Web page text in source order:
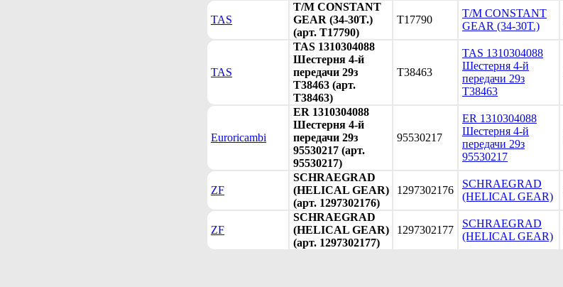
TAS
T/M CONSTANT
GEAR (34-30T.)
(арт. T17790)
T17790
T/M CONSTANT
GEAR (34-30T.)
TAS
TAS 1310304088
Шестерня 4-й
передачи 29з
T38463 (арт.
T38463)
T38463
TAS 1310304088
Шестерня 4-й
передачи 29з
T38463
Euroricambi
ER 1310304088
Шестерня 4-й
передачи 29з
95530217 (арт.
95530217)
95530217
ER 1310304088
Шестерня 4-й
передачи 29з
95530217
ZF
SCHRAEGRAD
(HELICAL GEAR)
(арт. 1297302176)
1297302176
SCHRAEGRAD
(HELICAL GEAR)
ZF
SCHRAEGRAD
(HELICAL GEAR)
(арт. 1297302177)
1297302177
SCHRAEGRAD
(HELICAL GEAR)